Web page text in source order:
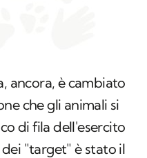
ancora, è cambiato
che gli animali si
di fila dell'esercito
"target" è stato il